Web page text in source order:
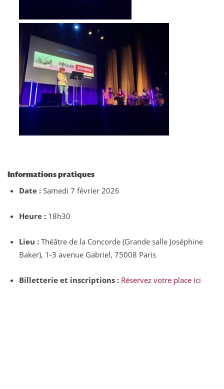
Informations pratiques
Date : Samedi 7 février 2026
Heure : 18h30
Lieu : Théâtre de la Concorde (Grande salle Joséphine
Baker), 1-3 avenue Gabriel, 75008 Paris
Billetterie et inscriptions : Réservez votre place ici